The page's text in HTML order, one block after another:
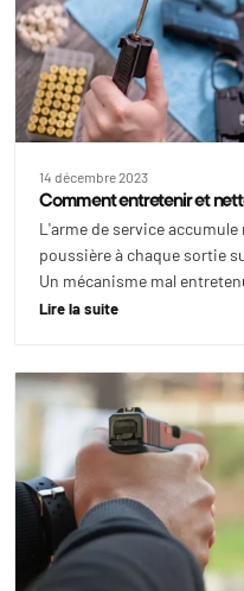
14 décembre 2023
Comment entretenir et
L'arme de service
poussière à chaque sortie
Un mécanisme mal
Lire la suite